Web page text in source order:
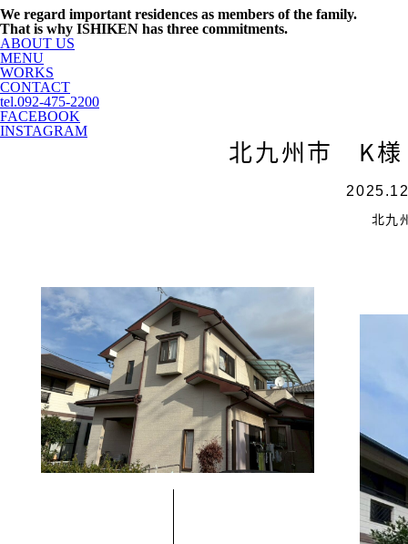
We regard important residences as members of the family.
That is why ISHIKEN has three commitments.
ABOUT US
MENU
WORKS
CONTACT
tel.092-475-2200
FACEBOOK
INSTAGRAM
北九州市 K
北九